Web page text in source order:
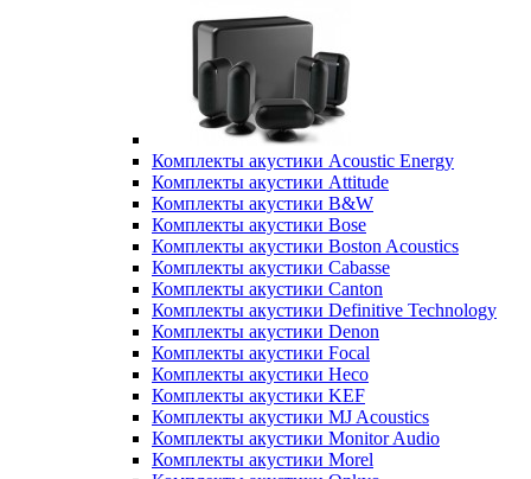
Комплекты акустики Acoustic Energy
Комплекты акустики Attitude
Комплекты акустики B&W
Комплекты акустики Bose
Комплекты акустики Boston Acoustics
Комплекты акустики Cabasse
Комплекты акустики Canton
Комплекты акустики Definitive Technology
Комплекты акустики Denon
Комплекты акустики Focal
Комплекты акустики Heco
Комплекты акустики KEF
Комплекты акустики MJ Acoustics
Комплекты акустики Monitor Audio
Комплекты акустики Morel